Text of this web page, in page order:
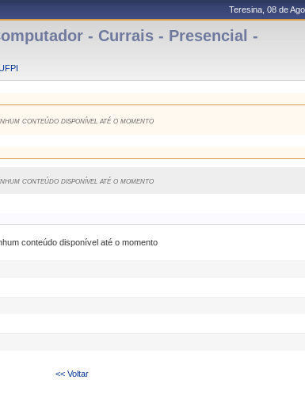
Teresina, 08 de
- Currais - Presencial -
conteúdo disponível até o momento
conteúdo disponível até o momento
conteúdo disponível até o momento
<< Voltar